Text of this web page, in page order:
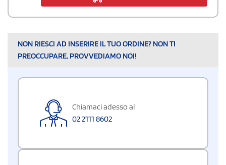
NON RIESCI AD INSERIRE IL TUO ORDINE? NON TI
PREOCCUPARE, PROVVEDIAMO NOI!
Chiamaci adesso al
02 2111 8602